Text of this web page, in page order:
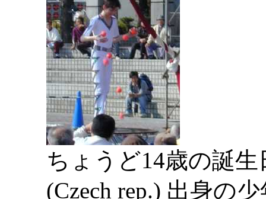
ちょうど14歳の誕
(Czech rep.) 出身の